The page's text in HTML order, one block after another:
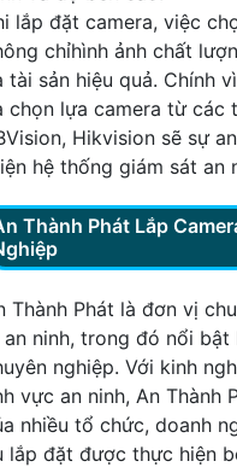
lắp đặt camera, việc
chỉhình ảnh chất
tài sản hiệu quả. Chính
chọn lựa camera từ các
Hikvision sẽ sự
hệ thống giám sát an
Thành Phát Lắp
Thành Phát là đơn vị
ninh, trong đó nổi bật
nghiệp. Với kinh
vực an ninh, An Thành
nhiều tổ chức, doanh
lắp đặt được thực hiện